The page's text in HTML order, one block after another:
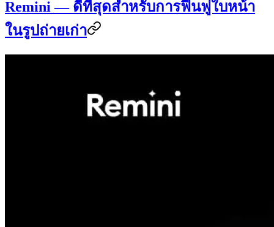
Remini — ดีที่สุดสำหรับการฟื้นฟูใบหน้า
ในรูปถ่ายเก่า